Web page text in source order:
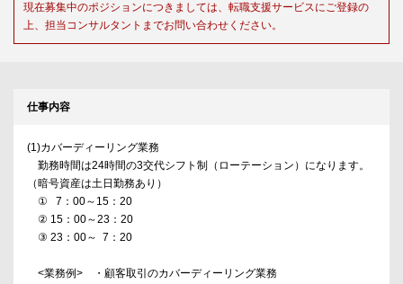
現在募集中のポジションにつきましては、転職支援サービスにご登録の
上、担当コンサルタントまでお問い合わせください。
仕事内容
(1)カバーディーリング業務
勤務時間は24時間の3交代シフト制（ローテーション）になります。
（暗号資産は土日勤務あり）
① 7：00～15：20
② 15：00～23：20
③ 23：00～ 7：20
<業務例> ・顧客取引のカバーディーリング業務